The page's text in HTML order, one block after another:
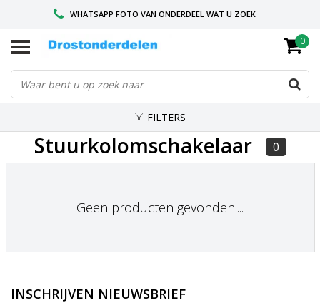
WHATSAPP FOTO VAN ONDERDEEL WAT U ZOEK
VOOR 16.00 BESTELD, VANDAAG VERZONDEN
GESPECIALISEERD PEUGEOT
0
FILTERS
Stuurkolomschakelaar 0
Geen producten gevonden!...
INSCHRIJVEN NIEUWSBRIEF